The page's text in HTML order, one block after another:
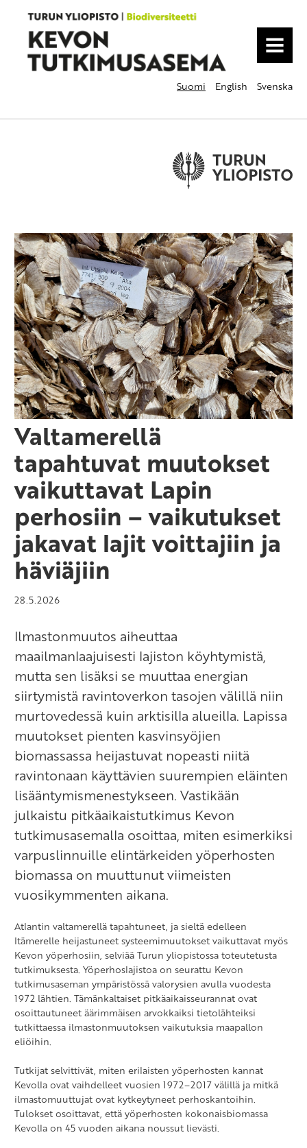
MENU
Suomi English Svenska
Valtamerellä
tapahtuvat muutokset
vaikuttavat Lapin
perhosiin – vaikutukset
jakavat lajit voittajiin ja
häviäjiin
28.5.2026
Ilmastonmuutos aiheuttaa
maailmanlaajuisesti lajiston köyhtymistä,
mutta sen lisäksi se muuttaa energian
siirtymistä ravintoverkon tasojen välillä niin
murtovedessä kuin arktisilla alueilla. Lapissa
muutokset pienten kasvinsyöjien
biomassassa heijastuvat nopeasti niitä
ravintonaan käyttävien suurempien eläinten
lisääntymismenestykseen. Vastikään
julkaistu pitkäaikaistutkimus Kevon
tutkimusasemalla osoittaa, miten esimerkiksi
varpuslinnuille elintärkeiden yöperhosten
biomassa on muuttunut viimeisten
vuosikymmenten aikana.
Atlantin valtamerellä tapahtuneet, ja sieltä edelleen
Itämerelle heijastuneet systeemimuutokset vaikuttavat myös
Kevon yöperhosiin, selviää Turun yliopistossa toteutetusta
tutkimuksesta. Yöperhoslajistoa on seurattu Kevon
tutkimusaseman ympäristössä valorysien avulla vuodesta
1972 lähtien. Tämänkaltaiset pitkäaikaisseurannat ovat
osoittautuneet äärimmäisen arvokkaiksi tietolähteiksi
tutkittaessa ilmastonmuutoksen vaikutuksia maapallon
eliöihin.
Tutkijat selvittivät, miten erilaisten yöperhosten kannat
Kevolla ovat vaihdelleet vuosien 1972–2017 välillä ja mitkä
ilmastomuuttujat ovat kytkeytyneet perhoskantoihin.
Tulokset osoittavat, että yöperhosten kokonaisbiomassa
Kevolla on 45 vuoden aikana noussut lievästi.